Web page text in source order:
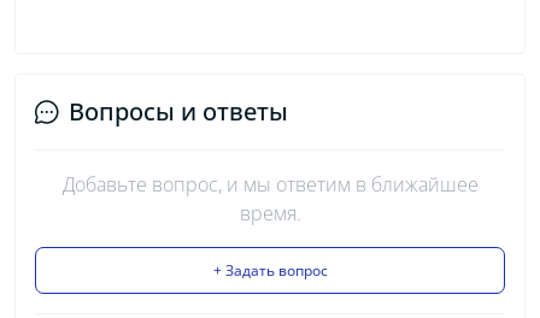
Вопросы и ответы
Добавьте вопрос, и мы ответим в ближайшее
время.
+ Задать вопрос